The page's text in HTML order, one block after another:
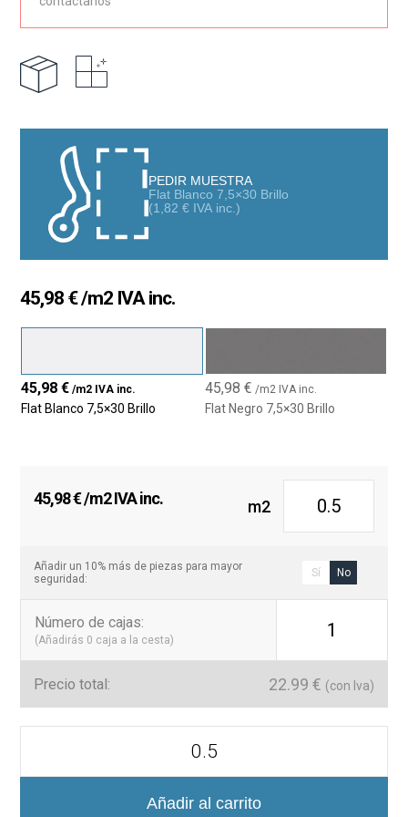
público. Si eres interiorista o profesional de la reforma,
contáctanos para contarnos tu proyecto y te ayudaremos en
PEDIR MUESTRA
Flat Blanco 7,5×30 Brillo
(1,82 € IVA inc.)
45,98 €/m2 IVA inc.
45,98€ /m2 IVA inc.
Flat Blanco 7,5×30 Brillo
45,98 € /m2 IVA inc.
Flat Negro 7,5×30 Brillo
45,98€/m2 IVA inc. m2
Añadir un 10% más de piezas para mayor
seguridad:
Sí No
Número de cajas:
(Añadirás 0 caja a la cesta) 1
Precio total: 22.99 € (con Iva)
Añadir al carrito